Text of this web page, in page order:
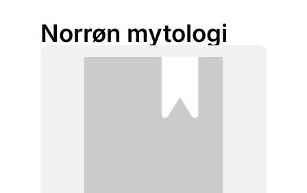
Norrøn mytologi